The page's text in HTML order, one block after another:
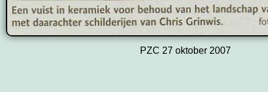
PZC 27 oktober 2007